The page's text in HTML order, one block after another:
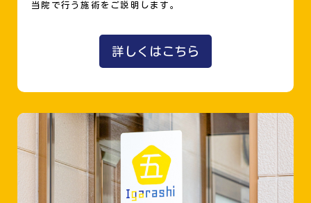
当院で行う施術をご説明します。
詳しくはこちら